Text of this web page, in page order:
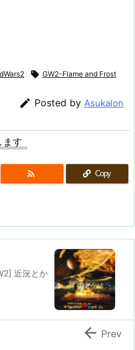
 GW2-Flame and Frost
 Posted by Asukalon
ます
 Copy
近況とか
 Prev